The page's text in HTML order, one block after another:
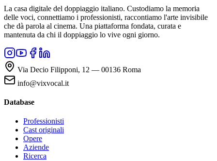
La casa digitale del doppiaggio italiano. Custodiamo la memoria
delle voci, connettiamo i professionisti, raccontiamo l'arte invisibile
che dà parola al cinema. Una piattaforma fondata, curata e
mantenuta da chi il doppiaggio lo vive ogni giorno.
Via Decio Filipponi, 12 — 00136 Roma
info@vixvocal.it
Database
Professionisti
Cast originali
Opere
Aziende
Ricerca